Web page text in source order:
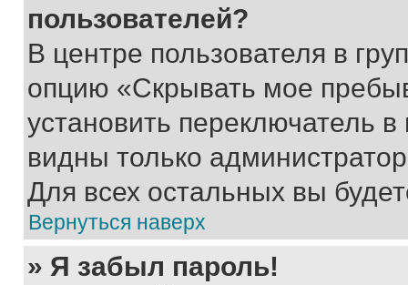
пользователей?
В центре пользователя в
опцию «Скрывать мое
установить переключатель
видны только
Для всех остальных вы
Вернуться наверх
» Я забыл пароль!